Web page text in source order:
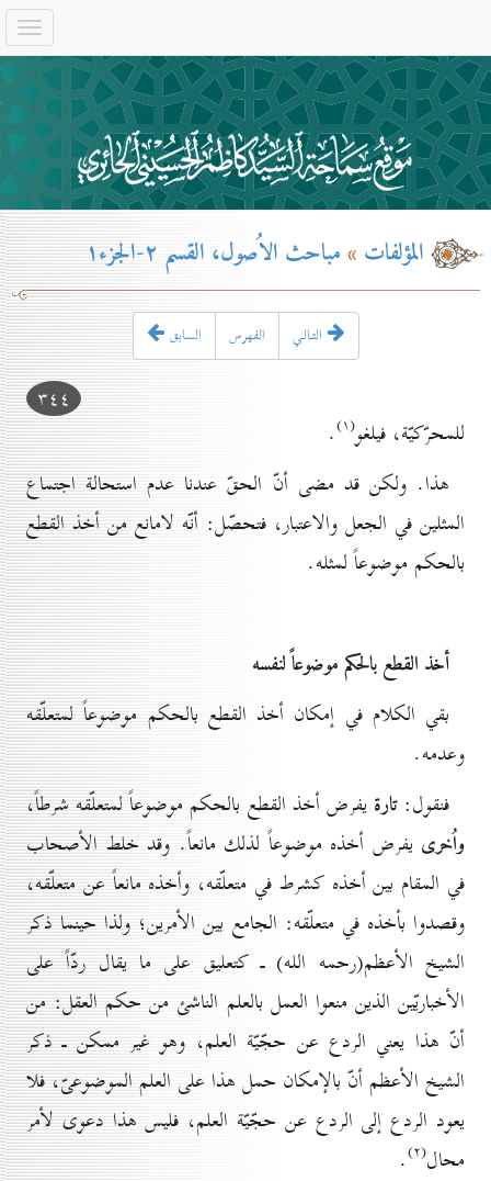
المؤلفات»مباحث الاُصول، القسم ۲-الجزء۱
السابق الفهرس التـالـي
۳٤٤
للمحرّكيّة، فيلغو(۱) .
هذا. ولكن قد مضى أنّ الحقّ عندنا عدم استحالة اجتماع
المثلين في الجعل والاعتبار، فتحصّل: أنّه لامانع من أخذ القطع
بالحكم موضوعاً لمثله.
أخذ القطع بالحكم موضوعاً لنفسه
بقي الكلام في إمكان أخذ القطع بالحكم موضوعاً لمتعلّقه
وعدمه.
فنقول:تارة يفرض أخذ القطع بالحكم موضوعاً لمتعلّقه شرطاً،
واُخرى يفرض أخذه موضوعاً لذلك مانعاً. وقد خلط الأصحاب
في المقام بين أخذه كشرط في متعلّقه، وأخذه مانعاً عن متعلّقه،
وقصدوا بأخذه في متعلّقه: الجامع بين الأمرين؛ ولذا حينما ذكر
الشيخ الأعظم(رحمه الله) ـ كتعليق على ما يقال ردّاً على
الأخباريّين الذين منعوا العمل بالعلم الناشئ من حكم العقل: من
أنّ هذا يعني الردع عن حجّيّة العلم، وهو غير ممكن ـ ذكر
الشيخ الأعظم أنّ بالإمكان حمل هذا على العلم الموضوعىّ، فلا
يعود الردع إلى الردع عن حجّيّة العلم، فليس هذا دعوى لأمر
محال(۲) .